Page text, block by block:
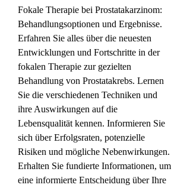
Fokale Therapie bei Prostatakarzinom:
Behandlungsoptionen und Ergebnisse.
Erfahren Sie alles über die neuesten
Entwicklungen und Fortschritte in der
fokalen Therapie zur gezielten
Behandlung von Prostatakrebs. Lernen
Sie die verschiedenen Techniken und
ihre Auswirkungen auf die
Lebensqualität kennen. Informieren Sie
sich über Erfolgsraten, potenzielle
Risiken und mögliche Nebenwirkungen.
Erhalten Sie fundierte Informationen, um
eine informierte Entscheidung über Ihre